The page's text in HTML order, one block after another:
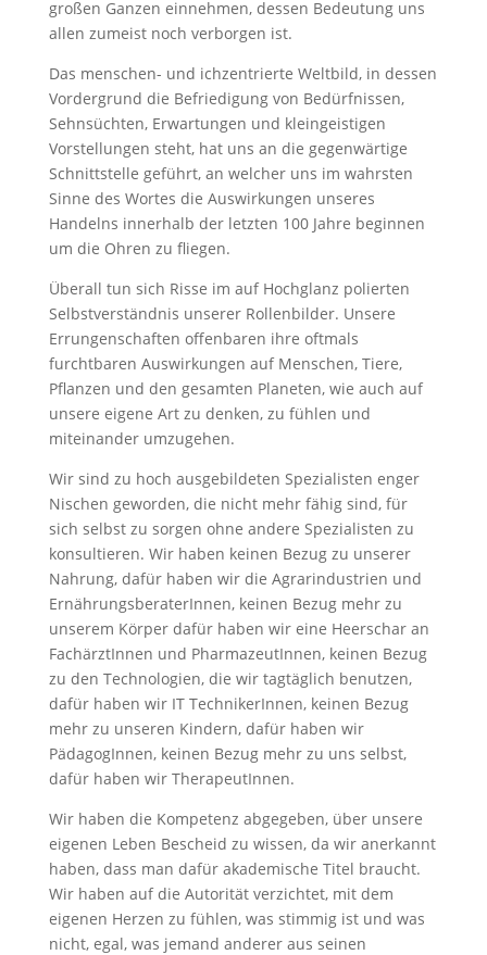
großen Ganzen einnehmen, dessen Bedeutung uns
allen zumeist noch verborgen ist.
Das menschen- und ichzentrierte Weltbild, in dessen
Vordergrund die Befriedigung von Bedürfnissen,
Sehnsüchten, Erwartungen und kleingeistigen
Vorstellungen steht, hat uns an die gegenwärtige
Schnittstelle geführt, an welcher uns im wahrsten
Sinne des Wortes die Auswirkungen unseres
Handelns innerhalb der letzten 100 Jahre beginnen
um die Ohren zu fliegen.
Überall tun sich Risse im auf Hochglanz polierten
Selbstverständnis unserer Rollenbilder. Unsere
Errungenschaften offenbaren ihre oftmals
furchtbaren Auswirkungen auf Menschen, Tiere,
Pflanzen und den gesamten Planeten, wie auch auf
unsere eigene Art zu denken, zu fühlen und
miteinander umzugehen.
Wir sind zu hoch ausgebildeten Spezialisten enger
Nischen geworden, die nicht mehr fähig sind, für
sich selbst zu sorgen ohne andere Spezialisten zu
konsultieren. Wir haben keinen Bezug zu unserer
Nahrung, dafür haben wir die Agrarindustrien und
ErnährungsberaterInnen, keinen Bezug mehr zu
unserem Körper dafür haben wir eine Heerschar an
FachärztInnen und PharmazeutInnen, keinen Bezug
zu den Technologien, die wir tagtäglich benutzen,
dafür haben wir IT TechnikerInnen, keinen Bezug
mehr zu unseren Kindern, dafür haben wir
PädagogInnen, keinen Bezug mehr zu uns selbst,
dafür haben wir TherapeutInnen.
Wir haben die Kompetenz abgegeben, über unsere
eigenen Leben Bescheid zu wissen, da wir anerkannt
haben, dass man dafür akademische Titel braucht.
Wir haben auf die Autorität verzichtet, mit dem
eigenen Herzen zu fühlen, was stimmig ist und was
nicht, egal, was jemand anderer aus seinen